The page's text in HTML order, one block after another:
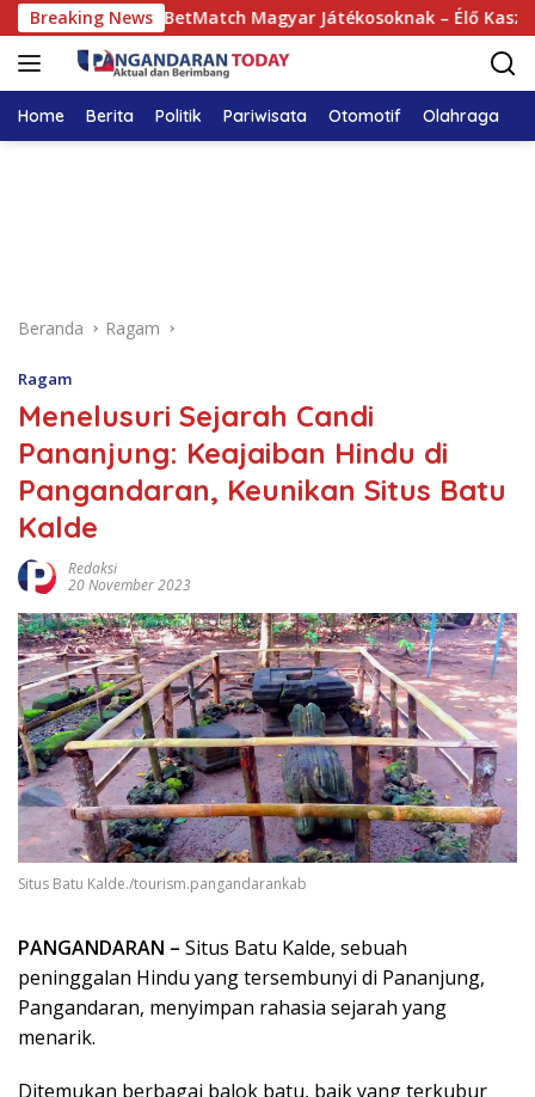
Langsung
ke
konten
Breaking News
Online Casino BetMatch Magyar Játékosoknak – Élő Kaszinó
Home Berita Politik Pariwisata Otomotif Olahraga
Beranda Ragam
Ragam
Menelusuri Sejarah Candi
Pananjung: Keajaiban Hindu di
Pangandaran, Keunikan Situs Batu
Kalde
Redaksi
20 November 2023
Situs Batu Kalde./tourism.pangandarankab
PANGANDARAN – Situs Batu Kalde, sebuah
peninggalan Hindu yang tersembunyi di Pananjung,
Pangandaran, menyimpan rahasia sejarah yang
menarik.
Ditemukan berbagai balok batu, baik yang terkubur